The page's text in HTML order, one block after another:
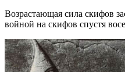
Возрастающая сила скифов
войной на скифов спустя